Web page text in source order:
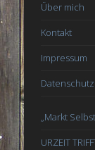
Über mich
Kontakt
Impressum
Datenschutz
„Markt
URZEIT